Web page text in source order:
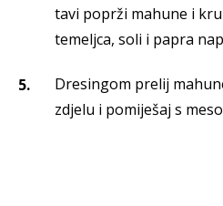
tavi poprži mahune i
temeljca, soli i papra
Dresingom prelij
zdjelu i pomiješaj s